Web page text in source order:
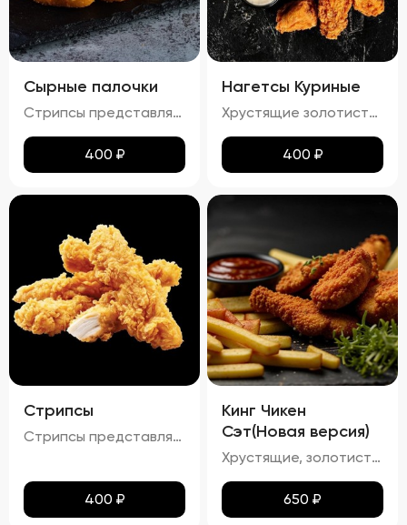
Сырные палочки
Стрипсы представляют собой аппетитные палочки из сыра, обжаренные до золотистой корочки. Вкус нежного расплавленного сыра гармонично сочетается с хрустящей панировкой, создавая идеальное сочетание текстур. Продукт отличается приятным ароматом и изысканным вкусом, который обязательно оценят любители сырных закусок.
400 ₽
Нагетсы Куриные
Хрустящие золотистые нагетсы с легким маслянистым блеском и тонким слоем соуса. Аромат блюда сочетает в себе запах жареного куриного мяса и сладких ноток соуса. Вкус этих нагетсов – гармоничное сочетание сладости и легкой солоноватости, с выраженными нотами куриного мяса. Текстура плотная и хрустящая, с нежным мясом под аппетитной корочкой.
400 ₽
Стрипсы
Стрипсы представляют собой кусочки куриного филе, обжаренные до золотистой корочки. Внешне они выглядят аппетитно, с равномерной золотистой окраской, без признаков пережарки. Вкус мяса насыщенный, сочный и ароматный, без каких-либо посторонних привкусов и запахов. Консистенция стрипсов идеальна: внутри мясо остается мягким и нежным, а снаружи образуется приятная хрустящая корочка. Это блюдо отлично сочетается с различными соусами и гарнирами, добавляя пикантности любому столу.
400 ₽
Кинг Чикен
Сэт(Новая версия)
Хрустящие, золотистые наггетсы, стрипсы и картофель фри с легким маслянистым блеском. Аромат блюда сочетает в себе ноты жареной курицы и свежего картофеля. Вкус сбалансирован между сладостью и легкой солоноватостью, подчеркивая естественные оттенки жареной курицы и картофеля. Текстура продуктов плотная и хрустящая, создавая приятное ощущение при каждом укусе.
650 ₽